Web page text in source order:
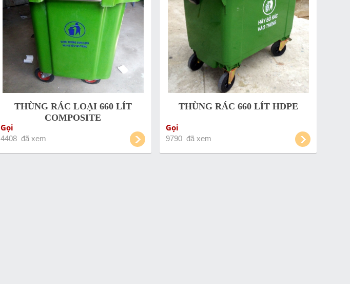
THÙNG RÁC LOẠI 660 LÍT
COMPOSITE
Gọi
4408 đã xem
THÙNG RÁC 660 LÍT HDPE
Gọi
9790 đã xem